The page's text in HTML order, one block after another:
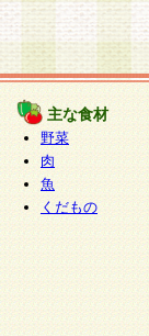
○個人情
個人情
情報
が行わ
○開示対
本人か
報の利
停止・
といい
開示等
ぱく
m
主な食材
野菜
肉
魚
くだもの